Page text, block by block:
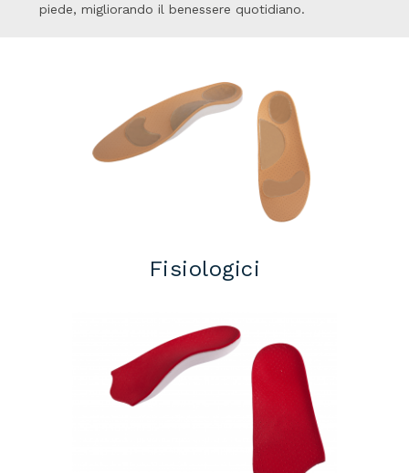
piede, migliorando il benessere quotidiano.
Fisiologici